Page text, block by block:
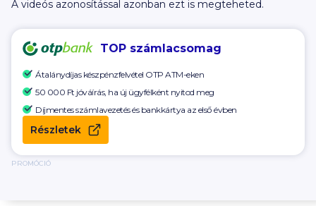
A videós azonosítással azonban ezt is megteheted.
TOP számlacsomag
Átalánydíjas készpénzfelvétel OTP ATM-eken
50 000 Ft jóváírás, ha új ügyfélként nyitod meg
Díjmentes számlavezetés és bankkártya az első évben
Részletek
PROMÓCIÓ